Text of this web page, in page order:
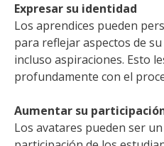
Expresar su identidad
Los aprendices pueden
para reflejar aspectos de
incluso aspiraciones. Esto
profundamente con el
Aumentar su
Los avatares pueden ser